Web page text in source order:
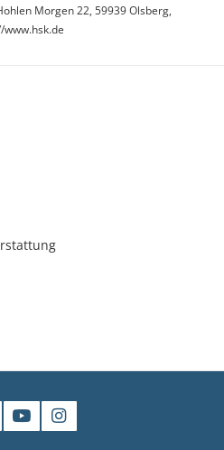
Morgen 22, 59939 Olsberg,